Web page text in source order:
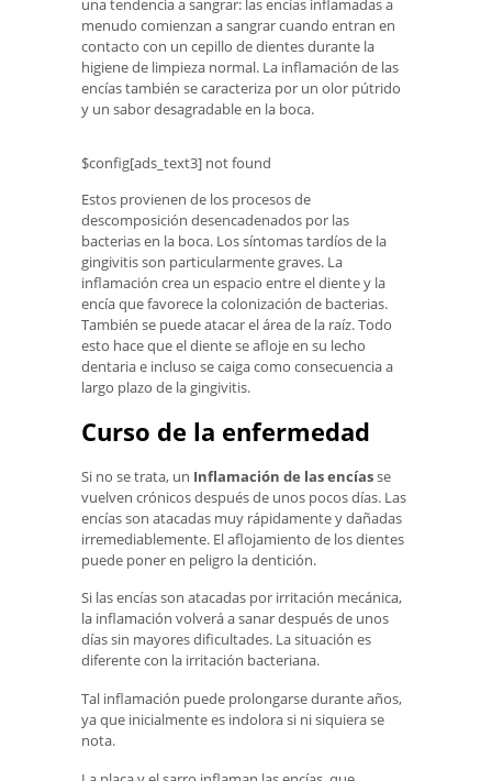
una tendencia a sangrar: las encías inflamadas a
menudo comienzan a sangrar cuando entran en
contacto con un cepillo de dientes durante la
higiene de limpieza normal. La inflamación de las
encías también se caracteriza por un olor pútrido
y un sabor desagradable en la boca.
$config[ads_text3] not found
Estos provienen de los procesos de
descomposición desencadenados por las
bacterias en la boca. Los síntomas tardíos de la
gingivitis son particularmente graves. La
inflamación crea un espacio entre el diente y la
encía que favorece la colonización de bacterias.
También se puede atacar el área de la raíz. Todo
esto hace que el diente se afloje en su lecho
dentaria e incluso se caiga como consecuencia a
largo plazo de la gingivitis.
Curso de la enfermedad
Si no se trata, un Inflamación de las encíasse
vuelven crónicos después de unos pocos días. Las
encías son atacadas muy rápidamente y dañadas
irremediablemente. El aflojamiento de los dientes
puede poner en peligro la dentición.
Si las encías son atacadas por irritación mecánica,
la inflamación volverá a sanar después de unos
días sin mayores dificultades. La situación es
diferente con la irritación bacteriana.
Tal inflamación puede prolongarse durante años,
ya que inicialmente es indolora si ni siquiera se
nota.